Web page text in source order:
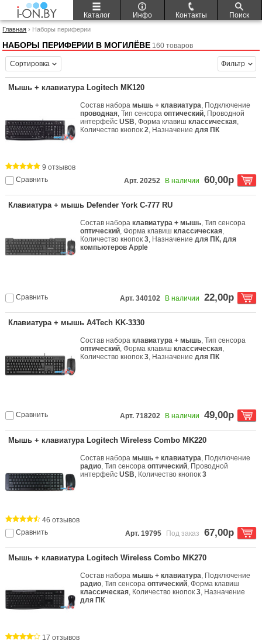
Каталог Инфо Контакты Поиск
Главная › Наборы периферии
НАБОРЫ ПЕРИФЕРИИ В МОГИЛЁВЕ 160 товаров
Сортировка Фильтр
Мышь + клавиатура Logitech MK120
Состав наборамышь + клавиатура, Подключение
проводная, Тип сенсораоптический, Проводной
интерфейсUSB, Форма клавишклассическая,
Количество кнопок2, Назначениедля ПК
Сравнить
9 отзывов
Арт. 20252
В наличии 60,00р
Клавиатура + мышь Defender York C-777 RU
Состав набораклавиатура + мышь, Тип сенсора
оптический, Форма клавишклассическая,
Количество кнопок3, Назначениедля ПК, для
компьютеров Apple
Сравнить Арт. 340102 В наличии 22,00р
Клавиатура + мышь A4Tech KK-3330
Состав набораклавиатура + мышь, Тип сенсора
оптический, Форма клавишклассическая,
Количество кнопок3, Назначениедля ПК
Сравнить Арт. 718202 В наличии 49,00р
Мышь + клавиатура Logitech Wireless Combo MK220
Состав наборамышь + клавиатура, Подключение
радио, Тип сенсораоптический, Проводной
интерфейсUSB, Количество кнопок3
Сравнить
46 отзывов
Арт. 19795
Под заказ 67,00р
Мышь + клавиатура Logitech Wireless Combo MK270
Состав наборамышь + клавиатура, Подключение
радио, Тип сенсораоптический, Форма клавиш
классическая, Количество кнопок3, Назначение
для ПК
17 отзывов